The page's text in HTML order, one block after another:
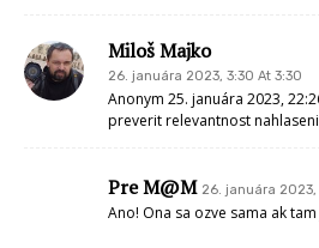
Miloš Majko
26. januára 2023, 3:30 At 3:30
Anonym 25. januára 2023,
preverit relevantnost
Pre M@M 26. januára 2023,
Ano! Ona sa ozve sama ak